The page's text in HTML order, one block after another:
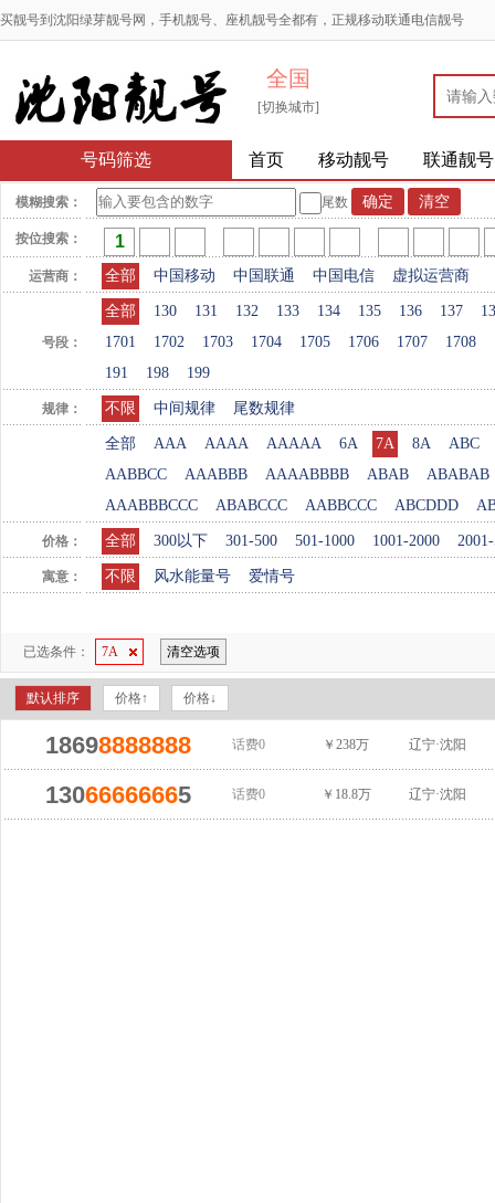
买靓号到沈阳绿芽靓号网，手机靓号、座机靓号全都有，正规移动联通电信靓号
全国
[切换城市]
号码筛选 首页 移动靓号 联通靓号
模糊搜索： 尾数
按位搜索：
运营商： 全部 中国移动 中国联通 中国电信 虚拟运营商
号段：
全部 130 131 132 133 134 135 136 137
1701
1702 1703 1704 1705 1706 1707 1708
191
198 199
规律： 不限 中间规律 尾数规律
全部 AAA AAAA AAAAA 6A 7A 8A
ABC
AABBCC
AAABBB AAAABBBB ABAB
ABABAB
AAABBBCCC
ABABCCC AABBCCC ABCDDD
价格： 全部 300以下 301-500 501-1000 1001-2000
寓意： 不限 风水能量号 爱情号
已选条件： 7A 清空选项
默认排序 价格↑ 价格↓
18698888888 话费0 ￥238万 辽宁·沈阳
13066666665 话费0 ￥18.8万 辽宁·沈阳